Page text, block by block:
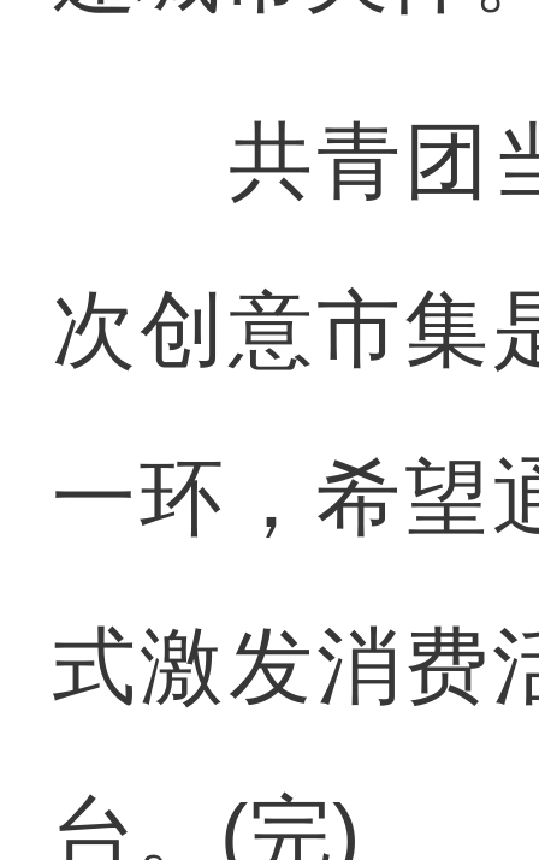
共青团当
次创意市集
一环，希望
式激发消费
台。(完)